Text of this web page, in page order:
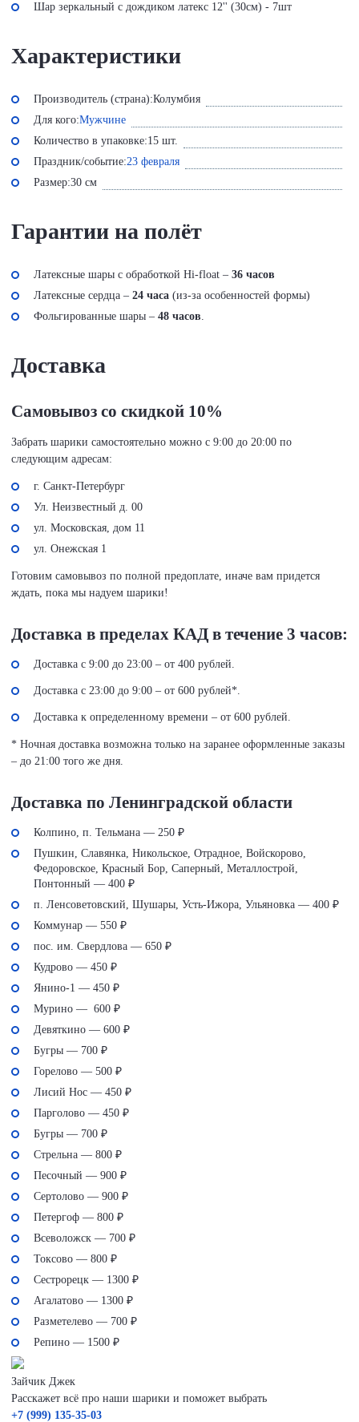
Шар зеркальный с дождиком латекс 12'' (30см) - 7шт
Характеристики
Производитель (страна):Колумбия
Для кого:Мужчине
Количество в упаковке:15 шт.
Праздник/событие:23 февраля
Размер:30 см
Гарантии на полёт
Латексные шары с обработкой Hi-float – 36 часов
Латексные сердца – 24 часа (из-за особенностей формы)
Фольгированные шары – 48 часов
Доставка
Самовывоз со скидкой 10%
Забрать шарики самостоятельно можно с 9:00 до 20:00 по
следующим адресам:
г. Санкт-Петербург
Ул. Неизвестный д. 00
ул. Московская, дом 11
ул. Онежская 1
Готовим самовывоз по полной предоплате, иначе вам придется
ждать, пока мы надуем шарики!
Доставка в пределах КАД в течение 3 часов:
Доставка с 9:00 до 23:00 – от 400 рублей.
Доставка с 23:00 до 9:00 – от 600 рублей*.
Доставка к определенному времени – от 600 рублей.
* Ночная доставка возможна только на заранее оформленные заказы
– до 21:00 того же дня.
Доставка по Ленинградской области
Колпино, п. Тельмана — 250 ₽
Пушкин, Славянка, Никольское, Отрадное, Войскорово,
Федоровское, Красный Бор, Саперный, Металлострой,
Понтонный — 400 ₽
п. Ленсоветовский, Шушары, Усть-Ижора, Ульяновка — 400 ₽
Коммунар — 550 ₽
пос. им. Свердлова — 650 ₽
Кудрово — 450 ₽
Янино-1 — 450 ₽
Мурино — 600 ₽
Девяткино — 600 ₽
Бугры — 700 ₽
Горелово — 500 ₽
Лисий Нос — 450 ₽
Парголово — 450 ₽
Бугры — 700 ₽
Стрельна — 800 ₽
Песочный — 900 ₽
Сертолово — 900 ₽
Петергоф — 800 ₽
Всеволожск — 700 ₽
Токсово — 800 ₽
Сестрорецк — 1300 ₽
Агалатово — 1300 ₽
Разметелево — 700 ₽
Репино — 1500 ₽
Зайчик Джек
Расскажет всё про наши шарики и поможет выбрать
+7 (999) 135-35-03